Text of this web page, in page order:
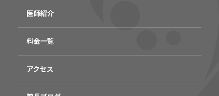
医師紹介
料金一覧
アクセス